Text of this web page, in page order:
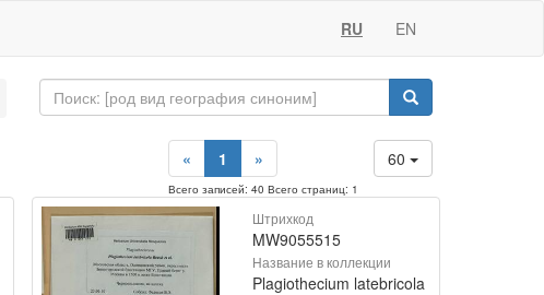
RU EN
60
« 1 »
Всего записей: 40 Всего страниц: 1
Штрихкод
MW9055515
Название в коллекции
Plagiothecium latebricola